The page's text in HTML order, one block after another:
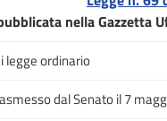
nella Gazzetta
legge ordinario
dal Senato il 7